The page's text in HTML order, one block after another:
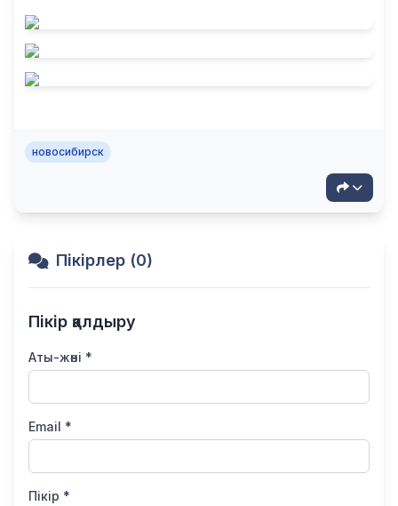
новосибирск
Пікірлер (0)
Пікір қалдыру
Аты-жөні *
Email *
Пікір *